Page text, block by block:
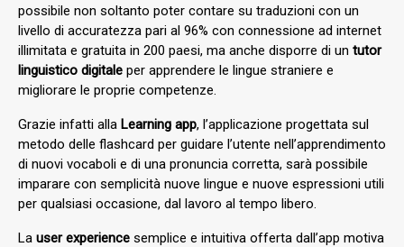
possibile non soltanto poter contare su traduzioni con un
livello di accuratezza pari al 96% con connessione ad internet
illimitata e gratuita in 200 paesi, ma anche disporre di un tutor
linguistico digitale per apprendere le lingue straniere e
migliorare le proprie competenze.
Grazie infatti alla Learning app, l’applicazione progettata sul
metodo delle flashcard per guidare l’utente nell’apprendimento
di nuovi vocaboli e di una pronuncia corretta, sarà possibile
imparare con semplicità nuove lingue e nuove espressioni utili
per qualsiasi occasione, dal lavoro al tempo libero.
La user experience semplice e intuitiva offerta dall’app motiva